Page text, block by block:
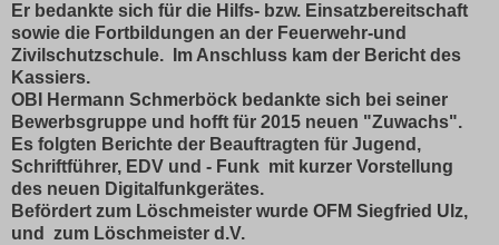
Er bedankte sich für die Hilfs- bzw. Einsatzbereitschaft
sowie die Fortbildungen an der Feuerwehr-und
Zivilschutzschule.
Im Anschluss kam der Bericht des
Kassiers.
OBI Hermann Schmerböck bedankte sich bei seiner
Bewerbsgruppe und hofft für 2015 neuen "Zuwachs".
Es folgten Berichte der Beauftragten für Jugend,
Schriftführer, EDV und - Funk mit kurzer Vorstellung
des neuen Digitalfunkgerätes.
Befördert zum Löschmeister wurde OFM Siegfried Ulz,
und zum Löschmeister d.V.